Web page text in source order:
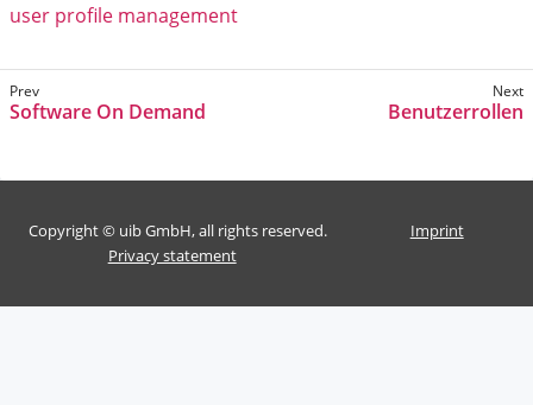
user profile management
Software On Demand Benutzerrollen
Copyright © uib GmbH, all rights reserved.
Imprint
Privacy statement